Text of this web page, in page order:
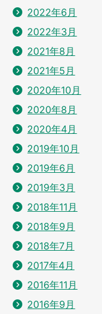
2022年6月
2022年3月
2021年8月
2021年5月
2020年10月
2020年8月
2020年4月
2019年10月
2019年6月
2019年3月
2018年11月
2018年9月
2018年7月
2017年4月
2016年11月
2016年9月